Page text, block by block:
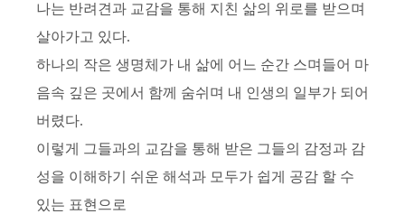
나는 반려견과 교감을 통해 지친 삶의 위로를 받으며
살아가고 있다.
하나의 작은 생명체가 내 삶에 어느 순간 스며들어 마
음속 깊은 곳에서 함께 숨쉬며 내 인생의 일부가 되어
버렸다.
이렇게 그들과의 교감을 통해 받은 그들의 감정과 감
성을 이해하기 쉬운 해석과 모두가 쉽게 공감 할 수
있는 표현으로